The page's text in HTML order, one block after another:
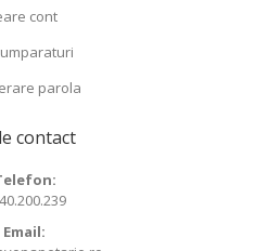
cont
parola
contact
Email: